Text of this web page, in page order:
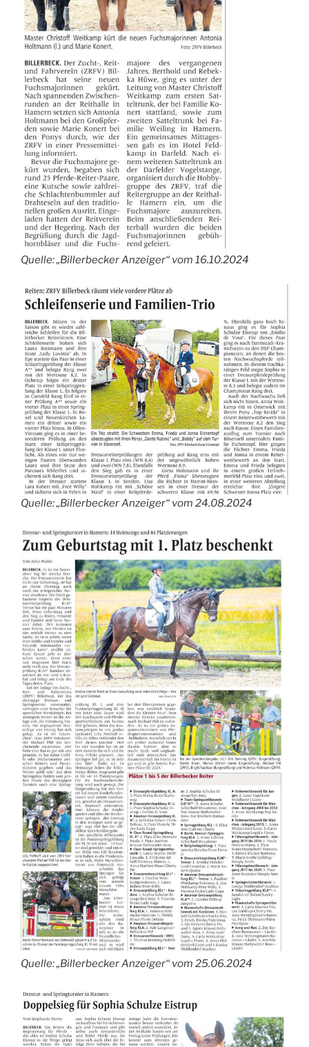
Quelle: „Billerbecker Anzeiger“ vom 16.10.2024
Quelle: „Billerbecker Anzeiger“ vom 24.08.2024
Quelle: „Billerbecker Anzeiger“ vom 25.06.2024